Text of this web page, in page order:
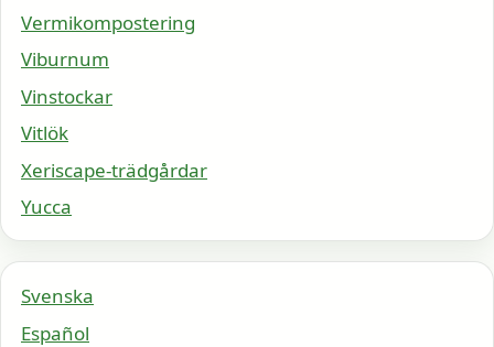
Vermikompostering
Viburnum
Vinstockar
Vitlök
Xeriscape-trädgårdar
Yucca
Svenska
Español